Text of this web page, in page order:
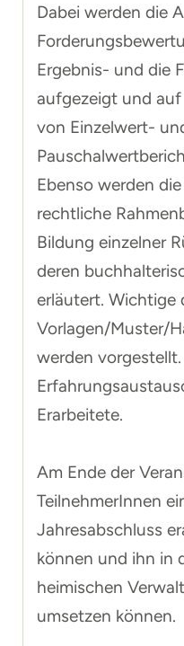
Dabei werden die
Ergebnis- und die
aufgezeigt und
von Einzelwert-
Ebenso werden
rechtliche
Bildung einzelner
deren
erläutert. Wichtige
Vorlagen/Muster/
werden
Erarbeitete.
Am Ende der
TeilnehmerInnen
Jahresabschluss
können und ihn in
heimischen
umsetzen können.